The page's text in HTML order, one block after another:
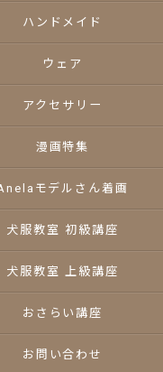
ハンドメイド
ウェア
アクセサリー
漫画特集
モデルさん着画
犬服教室 初級講座
犬服教室 上級講座
おさらい講座
お問い合わせ